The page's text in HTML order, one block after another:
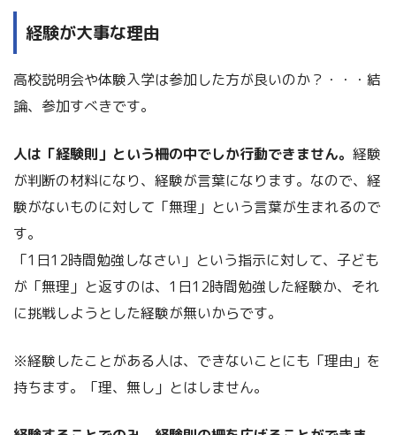
経験が大事な理由
高校説明会や体験入学は参加した方が良いのか？・・・結
論、参加すべきです。
人は「経験則」という柵の中でしか行動できません。 経験
が判断の材料になり、経験が言葉になります。なので、経
験がないものに対して「無理」という言葉が生まれるので
す。
「1日12時間勉強しなさい」という指示に対して、子ども
が「無理」と返すのは、1日12時間勉強した経験か、それ
に挑戦しようとした経験が無いからです。
※経験したことがある人は、できないことにも「理由」を
持ちます。「理、無し」とはしません。